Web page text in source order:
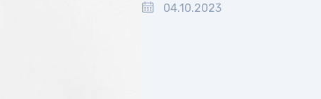
04.10.2023